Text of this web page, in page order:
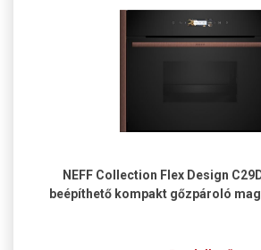
NEFF Collection Flex Design
beépíthető kompakt gőzpároló